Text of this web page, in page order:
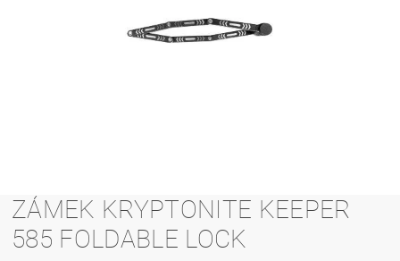
ZÁMEK KRYPTONITE KEEPER
585 FOLDABLE LOCK